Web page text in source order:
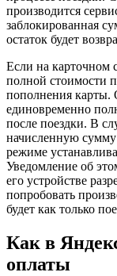
производится
заблокированная
остаток будет
Если на карточном
полной стоимости
пополнения карты.
единовременно
после поездки. В
начисленную сумму
режиме
Уведомление об
его устройстве
попробовать
будет как только
Как в
оплаты